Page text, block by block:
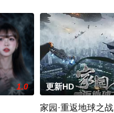
1.0 更新HD
家园·重返地球之战